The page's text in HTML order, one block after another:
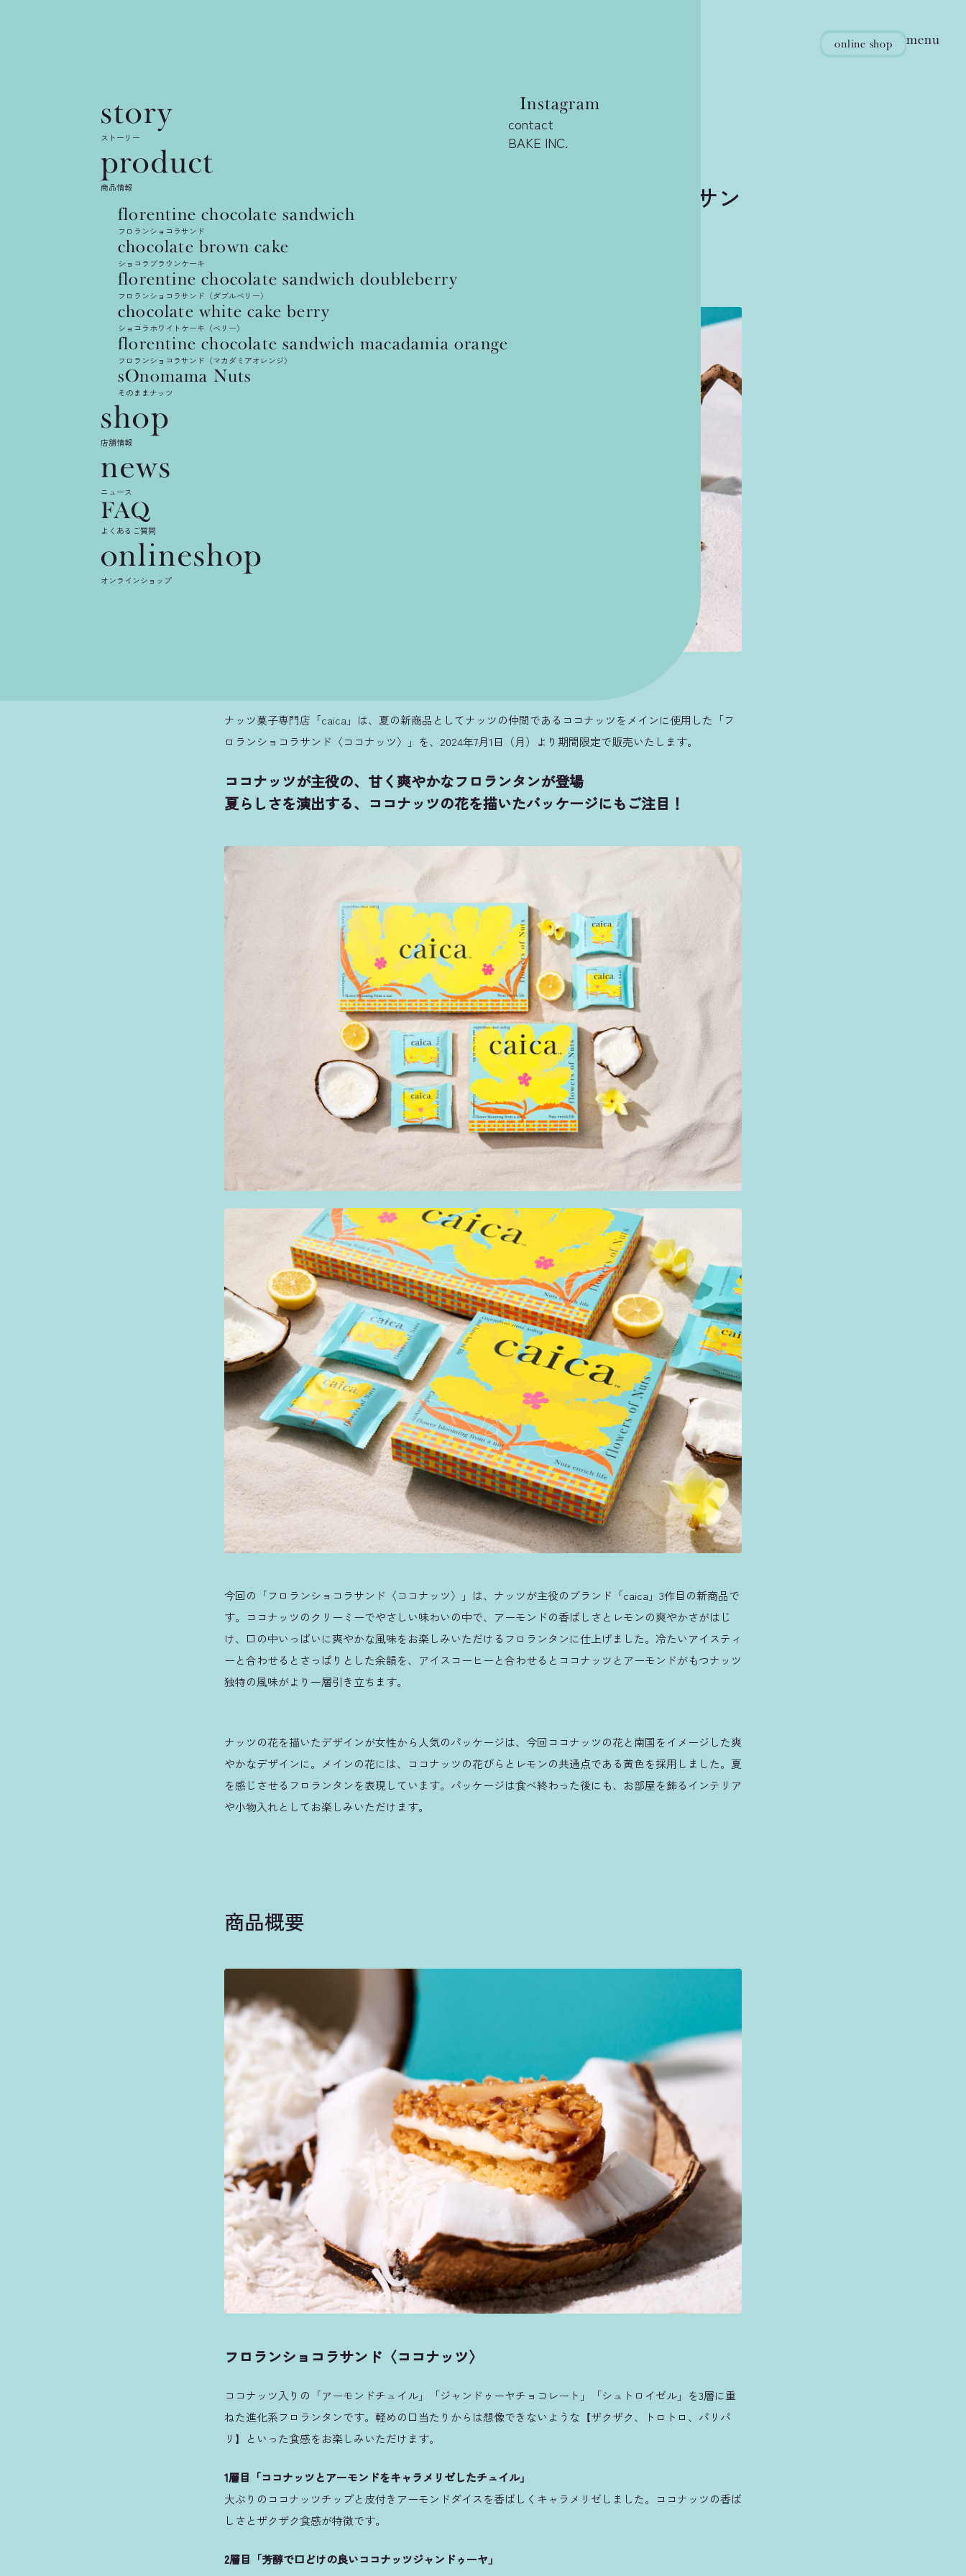
online shop menu
story
ストーリー
product
商品情報
florentine chocolate sandwich
フロランショコラサンド
chocolate brown cake
ショコラブラウンケーキ
florentine chocolate sandwich doubleberry
フロランショコラサンド〈ダブルベリー〉
chocolate white cake berry
ショコラホワイトケーキ〈ベリー〉
florentine chocolate sandwich macadamia orange
フロランショコラサンド〈マカダミアオレンジ〉
sOnomama Nuts
そのままナッツ
shop
店舗情報
news
ニュース
FAQ
よくあるご質問
onlineshop
オンラインショップ
Instagram
contact
BAKE INC.
3層の新感覚フロランタン「フロランショコラサン
ド〈ココナッツ〉」新発売！
2024.06.27
ナッツ菓子専門店「caica」は、夏の新商品としてナッツの仲間であるココナッツをメインに使用した「フ
ロランショコラサンド〈ココナッツ〉」を、2024年7月1日（月）より期間限定で販売いたします。
ココナッツが主役の、甘く爽やかなフロランタンが登場
夏らしさを演出する、ココナッツの花を描いたパッケージにもご注目！
今回の「フロランショコラサンド〈ココナッツ〉」は、ナッツが主役のブランド「caica」3作目の新商品で
す。ココナッツのクリーミーでやさしい味わいの中で、アーモンドの香ばしさとレモンの爽やかさがはじ
け、口の中いっぱいに爽やかな風味をお楽しみいただけるフロランタンに仕上げました。冷たいアイスティ
ーと合わせるとさっぱりとした余韻を、アイスコーヒーと合わせるとココナッツとアーモンドがもつナッツ
独特の風味がより一層引き立ちます。
ナッツの花を描いたデザインが女性から人気のパッケージは、今回ココナッツの花と南国をイメージした爽
やかなデザインに。メインの花には、ココナッツの花びらとレモンの共通点である黄色を採用しました。夏
を感じさせるフロランタンを表現しています。パッケージは食べ終わった後にも、お部屋を飾るインテリア
や小物入れとしてお楽しみいただけます。
商品概要
フロランショコラサンド〈ココナッツ〉
ココナッツ入りの「アーモンドチュイル」「ジャンドゥーヤチョコレート」「シュトロイゼル」を3層に重
ねた進化系フロランタンです。軽めの口当たりからは想像できないような【ザクザク、トロトロ、パリパ
リ】といった食感をお楽しみいただけます。
1層目「ココナッツとアーモンドをキャラメリゼしたチュイル」
大ぶりのココナッツチップと皮付きアーモンドダイスを香ばしくキャラメリゼしました。ココナッツの香ば
しさとザクザク食感が特徴です。
2層目「芳醇で口どけの良いココナッツジャンドゥーヤ」